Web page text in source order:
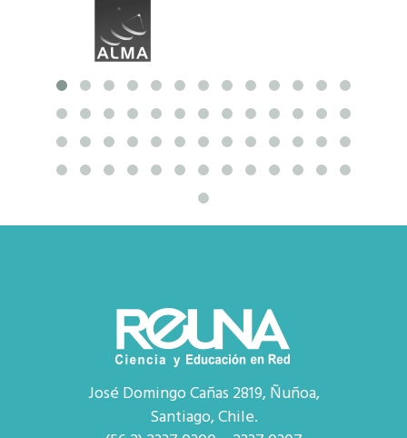
José Domingo Cañas 2819, Ñuñoa,
Santiago, Chile.